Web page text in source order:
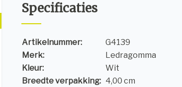
Specificaties
Artikelnummer:
G4139
Merk:
Ledragomma
Kleur:
Wit
Breedte verpakking: 4,00 cm